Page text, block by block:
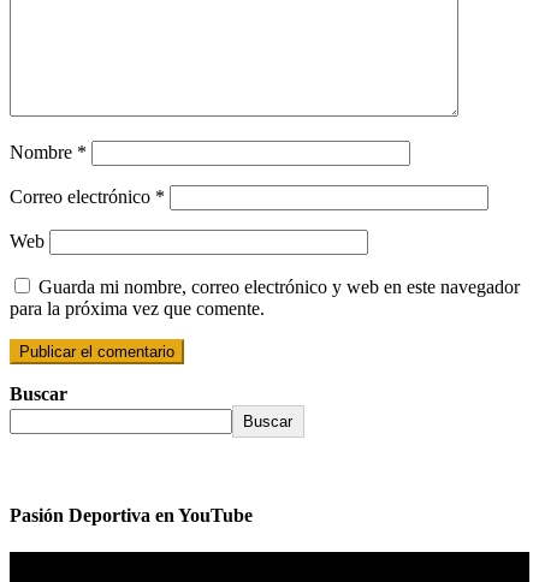
Nombre *
Correo electrónico *
Web
Guarda mi nombre, correo electrónico y web en este navegador
para la próxima vez que comente.
Buscar
Buscar
Pasión Deportiva en YouTube